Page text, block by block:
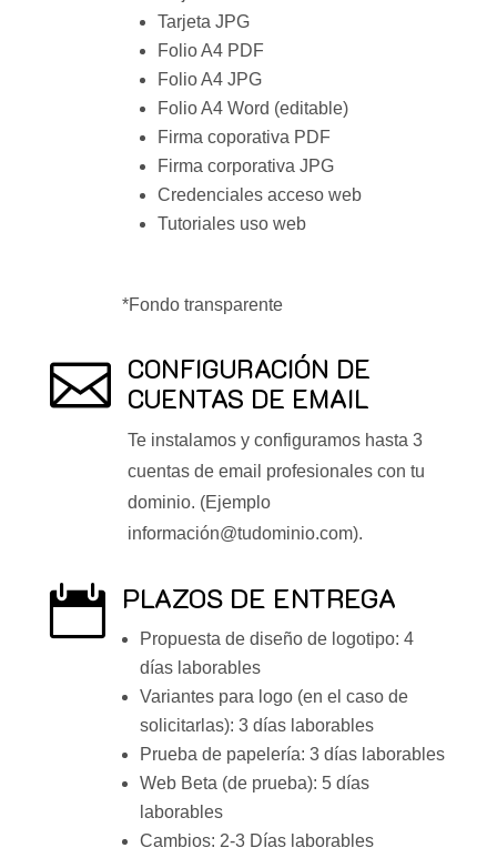
Tarjeta JPG
Folio A4 PDF
Folio A4 JPG
Folio A4 Word (editable)
Firma coporativa PDF
Firma corporativa JPG
Credenciales acceso web
Tutoriales uso web
*Fondo transparente
 CONFIGURACIÓN DE
CUENTAS DE EMAIL
Te instalamos y configuramos hasta 3
cuentas de email profesionales con tu
dominio. (Ejemplo
información@tudominio.com).
 PLAZOS DE ENTREGA
Propuesta de diseño de logotipo: 4
días laborables
Variantes para logo (en el caso de
solicitarlas): 3 días laborables
Prueba de papelería: 3 días laborables
Web Beta (de prueba): 5 días
laborables
Cambios: 2-3 Días laborables